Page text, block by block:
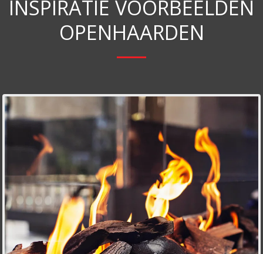
INSPIRATIE VOORBEELDEN
OPENHAARDEN